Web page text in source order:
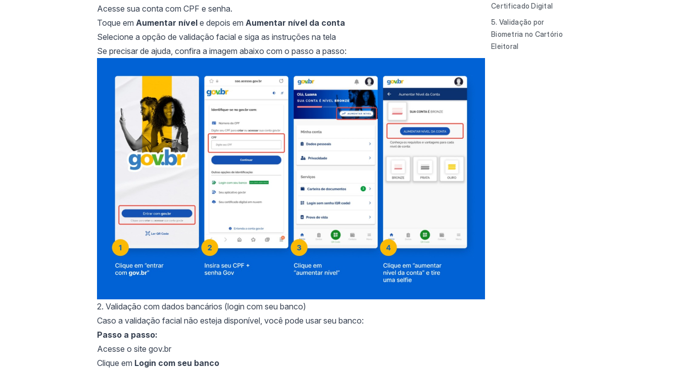
Acesse sua conta com CPF e senha.
Toque em Aumentar nível e depois em Aumentar nível da conta
Selecione a opção de validação facial e siga as instruções na tela
Se precisar de ajuda, confira a imagem abaixo com o passo a passo:
2. Validação com dados bancários (login com seu banco)
Caso a validação facial não esteja disponível, você pode usar seu banco:
Passo a passo:
Acesse o site gov.br
Clique em Login com seu banco
Certificado Digital
5. Validação por
Biometria no Cartório
Eleitoral